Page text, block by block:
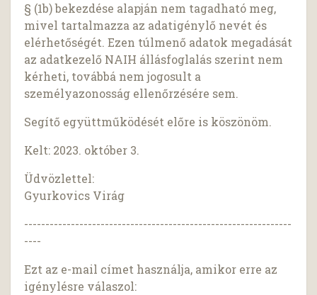
§ (1b) bekezdése alapján nem tagadható meg,
mivel tartalmazza az adatigénylő nevét és
elérhetőségét. Ezen túlmenő adatok megadását
az adatkezelő NAIH állásfoglalás szerint nem
kérheti, továbbá nem jogosult a
személyazonosság ellenőrzésére sem.
Segítő együttműködését előre is köszönöm.
Kelt: 2023. október 3.
Üdvözlettel:
Gyurkovics Virág
---------------------------------------------------------------
----
Ezt az e-mail címet használja, amikor erre az
igénylésre válaszol: